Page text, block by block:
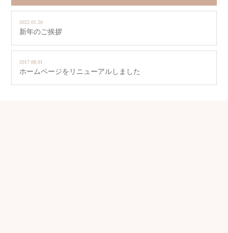
2022.01.20
新年のご挨拶
2017.08.01
ホームページをリニューアルしました